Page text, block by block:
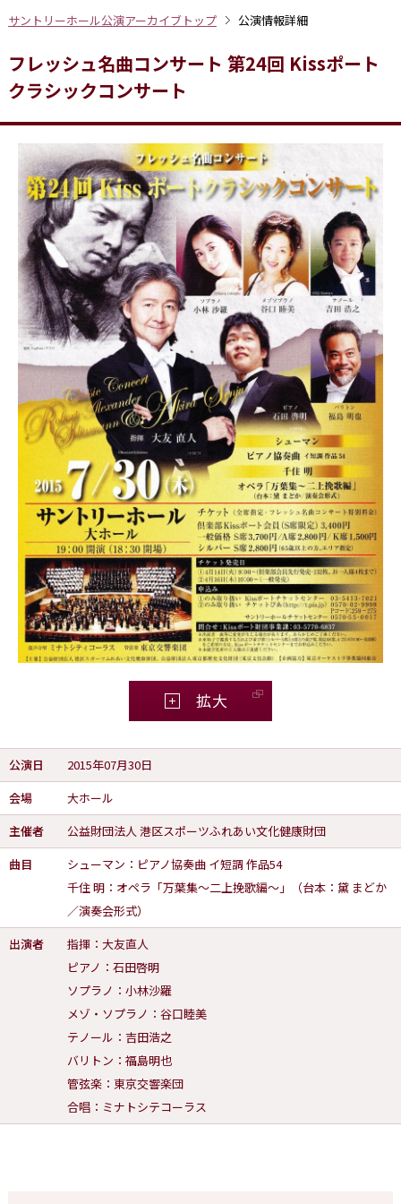
サントリーホール公演アーカイブトップ 公演情報詳細
フレッシュ名曲コンサート 第24回 Kissポート
クラシックコンサート
拡大
公演日
2015年07月30日
会場
大ホール
主催者
公益財団法人 港区スポーツふれあい文化健康財団
曲目
シューマン：ピアノ協奏曲 イ短調 作品54
千住 明：オペラ「万葉集～二上挽歌編～」（台本：黛 まどか
／演奏会形式）
出演者
指揮：大友直人
ピアノ：石田啓明
ソプラノ：小林沙羅
メゾ・ソプラノ：谷口睦美
テノール：吉田浩之
バリトン：福島明也
管弦楽：東京交響楽団
合唱：ミナトシテコーラス